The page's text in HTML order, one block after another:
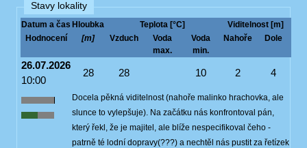
Stavy lokality
Datum a čas Hloubka Teplota [°C]
Viditelnost [m]
Hodnocení
[m] Vzduch
Voda
max.
Voda
min.
Nahoře Dole
26.07.2026
10:00
28 28 10 2 4
Docela pěkná viditelnost (nahoře malinko hrachovka, ale
slunce to vylepšuje). Na začátku nás konfrontoval pán,
který řekl, že je majitel, ale blíže nespecifikoval čeho -
patrně té lodní dopravy(???) a nechtěl nás pustit za řetízek